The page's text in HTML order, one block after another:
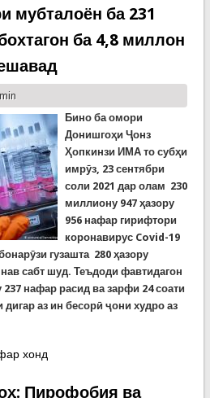
мубталоён ба 231
ба 4,8 миллон
Бино ба омори
Донишгоҳи Ҷонз
Ҳопкинзи ИМА то субҳи
имрӯз, 23 сентябри
соли 2021 дар олам 230
миллиону 947 ҳазору
956 нафар гирифтори
коронавирус Covid-19
гузашта 280ҳазору
сабт шуд. Теъдоди фавтидагон
нафар расид ва зарфи 24 соати
аз ин бесорӣ ҷони худро аз
Шумори мубталоён ба 231 миллион
хонд
Пирофобия ва